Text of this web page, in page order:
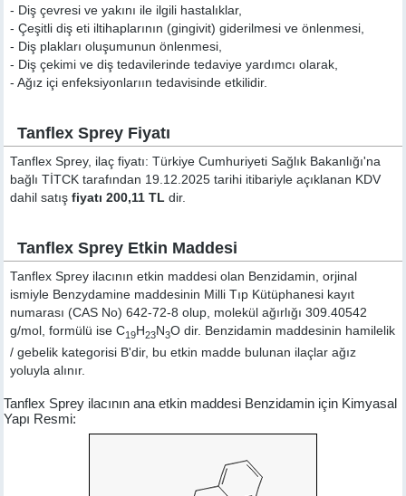
- Diş çevresi ve yakını ile ilgili hastalıklar,
- Çeşitli diş eti iltihaplarının (gingivit) giderilmesi ve önlenmesi,
- Diş plakları oluşumunun önlenmesi,
- Diş çekimi ve diş tedavilerinde tedaviye yardımcı olarak,
- Ağız içi enfeksiyonlarıın tedavisinde etkilidir.
Tanflex Sprey Fiyatı
Tanflex Sprey, ilaç fiyatı: Türkiye Cumhuriyeti Sağlık Bakanlığı'na
bağlı TİTCK tarafından 19.12.2025 tarihi itibariyle açıklanan KDV
dahil satışfiyatı 200,11 TL dir.
Tanflex Sprey Etkin Maddesi
Tanflex Sprey ilacının etkin maddesi olan Benzidamin, orjinal
ismiyle Benzydamine maddesinin Milli Tıp Kütüphanesi kayıt
numarası (CAS No) 642-72-8 olup, molekül ağırlığı 309.40542
g/mol, formülü ise C19H23N3O dir. Benzidamin maddesinin hamilelik
/ gebelik kategorisi B'dir, bu etkin madde bulunan ilaçlar ağız
yoluyla alınır.
Tanflex Sprey ilacının ana etkin maddesi Benzidamin için Kimyasal
Yapı Resmi: